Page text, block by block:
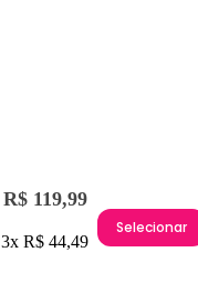
R$ 119,99
3x R$ 44,49
Selecionar